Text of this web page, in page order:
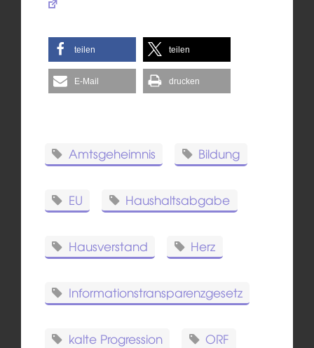
teilen teilen
E-Mail drucken
Amtsgeheimnis Bildung
EU Haushaltsabgabe
Hausverstand Herz
Informationstransparenzgesetz
kalte Progression ORF